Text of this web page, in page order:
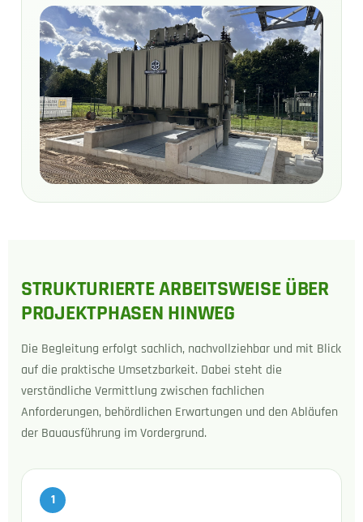
STRUKTURIERTE ARBEITSWEISE ÜBER
PROJEKTPHASEN HINWEG
Die Begleitung erfolgt sachlich, nachvollziehbar und mit Blick
auf die praktische Umsetzbarkeit. Dabei steht die
verständliche Vermittlung zwischen fachlichen
Anforderungen, behördlichen Erwartungen und den Abläufen
der Bauausführung im Vordergrund.
1